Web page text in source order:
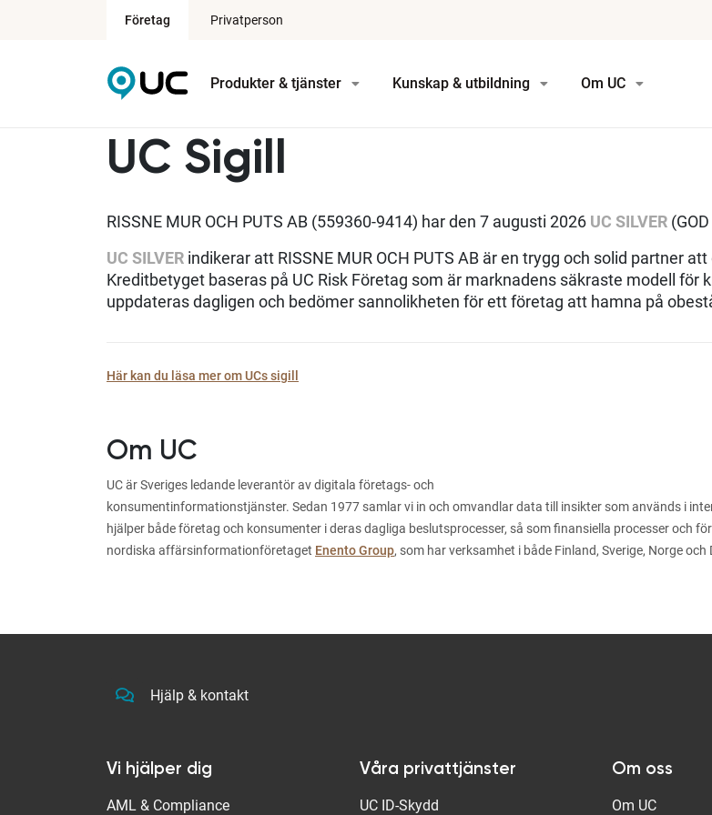
Företag Privatperson
Produkter & tjänster Kunskap & utbildning Om UC
UC Sigill
RISSNE MUR OCH PUTS AB (559360-9414) har den 7 augusti 2026 UC SILVER
UC SILVER indikerar att RISSNE MUR OCH PUTS AB är en trygg och solid partner
Kreditbetyget baseras på UC Risk Företag som är marknadens säkraste modell för
uppdateras dagligen och bedömer sannolikheten för ett företag att hamna på
Här kan du läsa mer om UCs sigill
Om UC
UC är Sveriges ledande leverantör av digitala företags- och
konsumentinformationstjänster. Sedan 1977 samlar vi in och omvandlar data till insikter som används i
hjälper både företag och konsumenter i deras dagliga beslutsprocesser, så som finansiella processer och
nordiska affärsinformationföretaget Enento Group, som har verksamhet i både Finland, Sverige, Norge och
Hjälp & kontakt
Vi hjälper dig
AML & Compliance
Våra privattjänster
UC ID-Skydd
Om oss
Om UC